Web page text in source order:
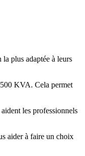
plus adaptée à leurs
KVA. Cela permet
les professionnels
aider à faire un choix